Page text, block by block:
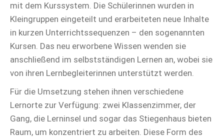
mit dem Kurssystem. Die Schülerinnen wurden in
Kleingruppen eingeteilt und erarbeiteten neue Inhalte
in kurzen Unterrichtssequenzen – den sogenannten
Kursen. Das neu erworbene Wissen wenden sie
anschließend im selbstständigen Lernen an, wobei sie
von ihren Lernbegleiterinnen unterstützt werden.
Für die Umsetzung stehen ihnen verschiedene
Lernorte zur Verfügung: zwei Klassenzimmer, der
Gang, die Lerninsel und sogar das Stiegenhaus bieten
Raum, um konzentriert zu arbeiten. Diese Form des